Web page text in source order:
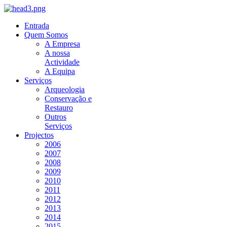
Entrada
Quem Somos
A Empresa
A nossa
Actividade
A Equipa
Serviços
Arqueologia
Conservação e
Restauro
Outros
Serviços
Projectos
2006
2007
2008
2009
2010
2011
2012
2013
2014